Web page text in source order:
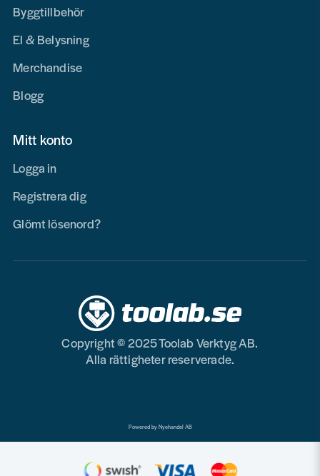
Byggtillbehör
El & Belysning
Merchandise
Blogg
Mitt konto
Logga in
Registrera dig
Glömt lösenord?
Copyright © 2025 Toolab Verktyg AB.
Alla rättigheter reserverade.
Powered by Nyehandel AB